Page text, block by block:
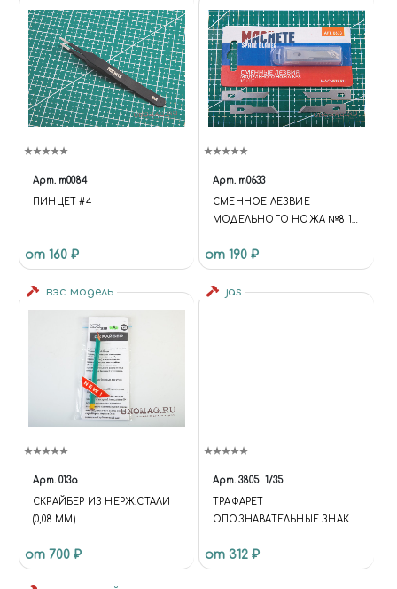
Арт. m0084
ПИНЦЕТ #4
от 160 ₽
Арт. m0633
СМЕННОЕ ЛЕЗВИЕ
МОДЕЛЬНОГО НОЖА №8 10
от 190 ₽
вэс модель
Арт. 013a
СКРАЙБЕР ИЗ НЕРЖ.СТАЛИ
(0,08 ММ)
от 700 ₽
jas
Арт. 3805 1/35
ТРАФАРЕТ
ОПОЗНАВАТЕЛЬНЫЕ ЗНАКИ
США, JAS 3805
от 312 ₽